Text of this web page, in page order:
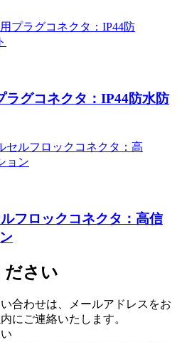
ラグコネクタ：IP44防水防
フロックコネクタ：高信
ださい
合わせは、メールアドレスをお
にご連絡いたします。